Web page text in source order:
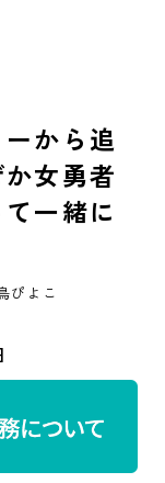
から追
女勇者
一緒に
ぴよこ